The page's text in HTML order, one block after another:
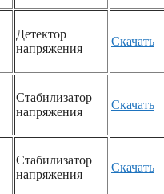
Детектор
напряжения
Скачать
Стабилизатор
напряжения
Скачать
Стабилизатор
напряжения
Скачать